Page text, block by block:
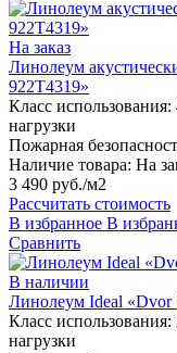
На заказ
Линолеум
922T4319»
Класс использования:
нагрузки
Пожарная
Наличие товара: На
3 490 руб./м2
Рассчитать стоимость
В избранное В
Сравнить
В наличии
Линолеум Ideal «Dvor
Класс использования:
нагрузки